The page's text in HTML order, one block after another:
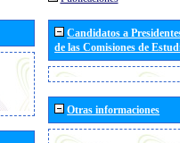
Candidatos a
de las Comisiones de
Otras informaciones